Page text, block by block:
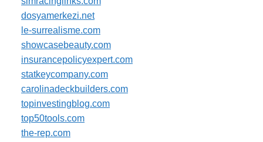
dosyamerkezi.net
le-surrealisme.com
showcasebeauty.com
insurancepolicyexpert.com
statkeycompany.com
carolinadeckbuilders.com
topinvestingblog.com
top50tools.com
the-rep.com